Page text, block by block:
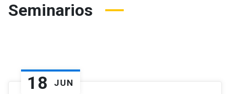
Seminarios
18 JUN